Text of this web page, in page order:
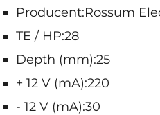
Producent:Rossum
TE / HP:28
Depth (mm):25
+ 12 V (mA):220
- 12 V (mA):30